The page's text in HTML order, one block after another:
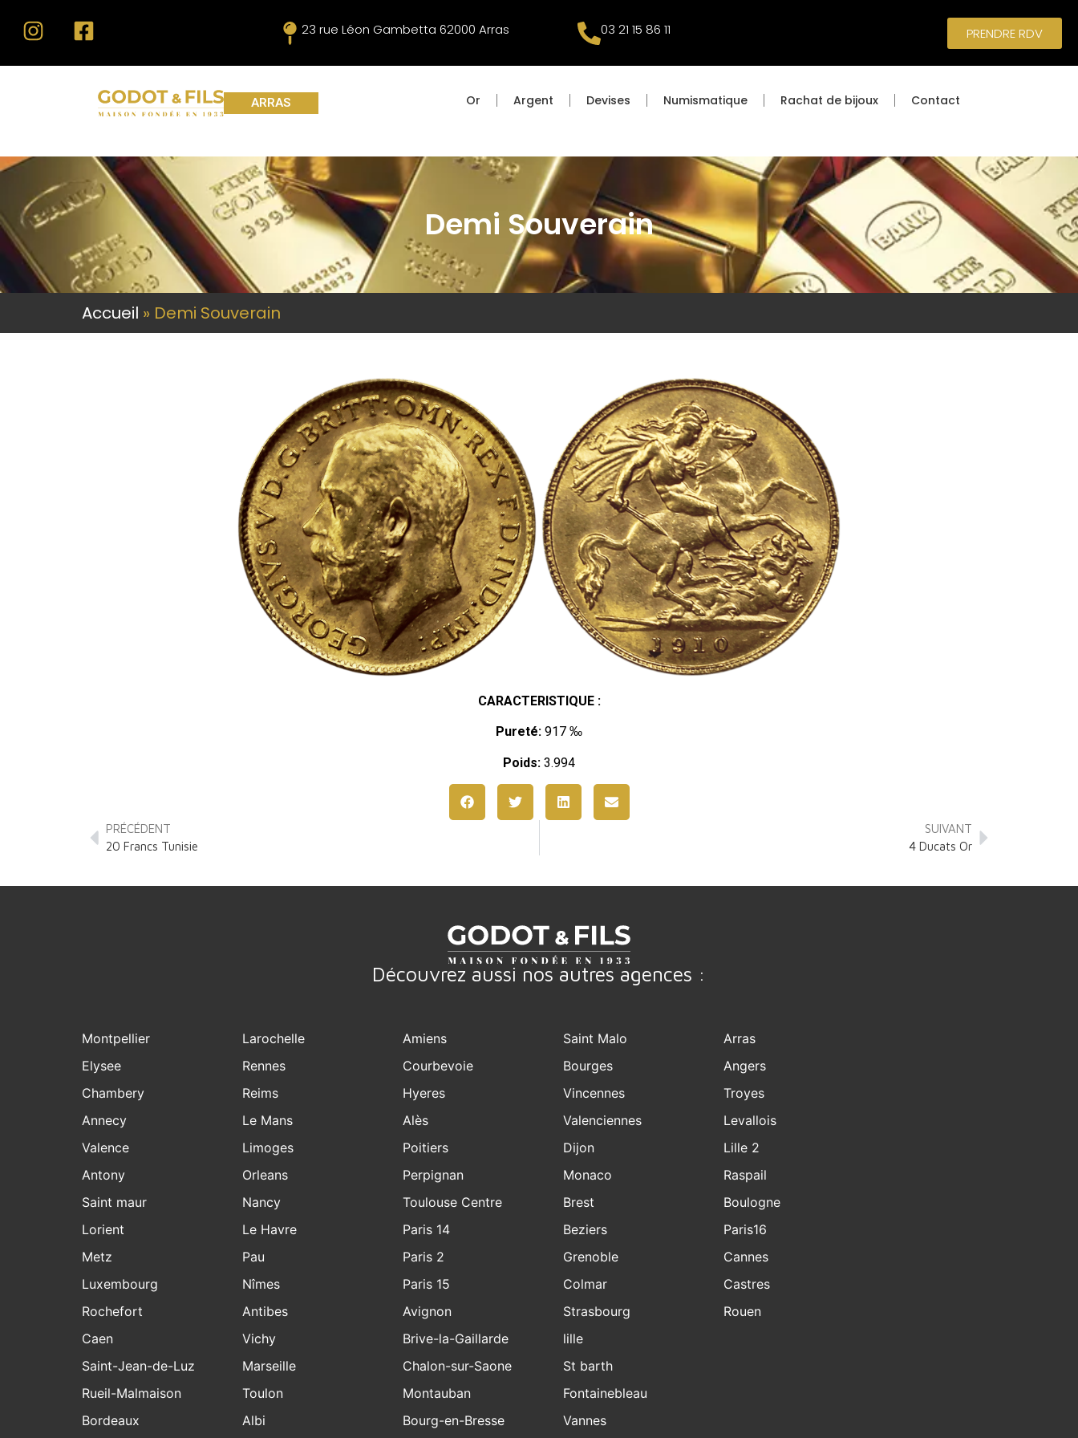
23 rue Léon Gambetta 62000 Arras 03 21 15 86 11 PRENDRE RDV
ARRAS Or Argent Devises Numismatique Rachat de bijoux Contact
Demi Souverain
Accueil » Demi Souverain
CARACTERISTIQUE :
Pureté: 917 ‰
Poids: 3.994
PRÉCÉDENT
20 Francs Tunisie
SUIVANT
4 Ducats Or
Découvrez aussi nos autres agences :
Montpellier
Elysee
Chambery
Annecy
Valence
Antony
Saint maur
Lorient
Metz
Luxembourg
Rochefort
Larochelle
Rennes
Reims
Le Mans
Limoges
Orleans
Nancy
Le Havre
Pau
Nîmes
Antibes
Amiens
Courbevoie
Hyeres
Alès
Poitiers
Perpignan
Toulouse Centre
Paris 14
Paris 2
Paris 15
Avignon
Saint Malo
Bourges
Vincennes
Valenciennes
Dijon
Monaco
Brest
Beziers
Grenoble
Colmar
Strasbourg
Arras
Angers
Troyes
Levallois
Lille 2
Raspail
Boulogne
Paris16
Cannes
Castres
Rouen
Caen
Saint-Jean-de-Luz
Rueil-Malmaison
Bordeaux
Vichy
Marseille
Toulon
Albi
Brive-la-Gaillarde
Chalon-sur-Saone
Montauban
Bourg-en-Bresse
lille
St barth
Fontainebleau
Vannes